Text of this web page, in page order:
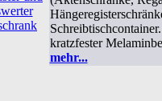
kratzfester
mehr...